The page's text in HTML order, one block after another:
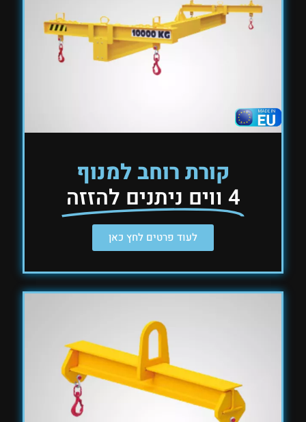
קורת רוחב למנוף
4 ווים ניתנים להזזה
לעוד פרטים לחץ כאן